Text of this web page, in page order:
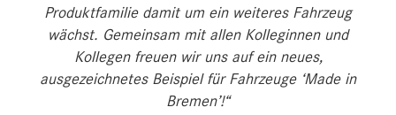
Produktfamilie damit um ein weiteres Fahrzeug
wächst. Gemeinsam mit allen Kolleginnen und
Kollegen freuen wir uns auf ein neues,
ausgezeichnetes Beispiel für Fahrzeuge ‘Made in
Bremen’!“